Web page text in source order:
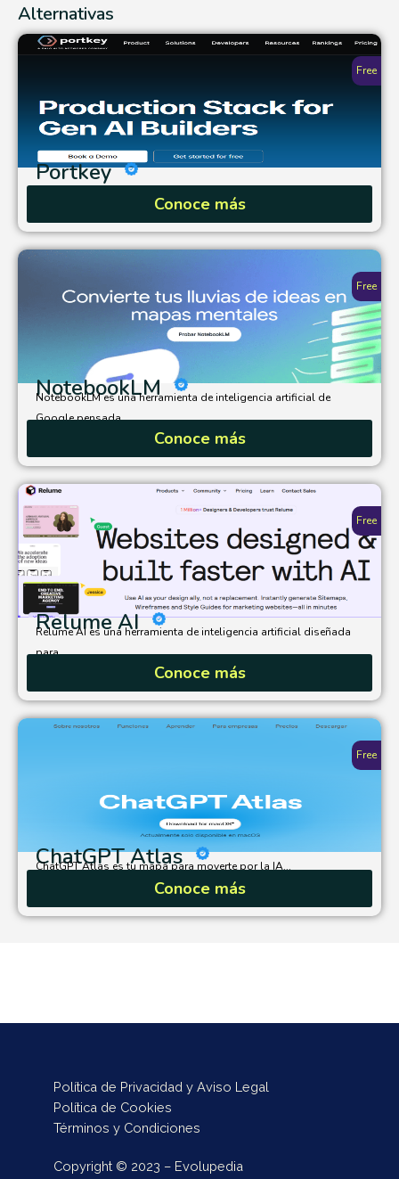
Alternativas
Portkey
Conoce más
Free
NotebookLM
NotebookLM es una herramienta de inteligencia artificial de
Google pensada...
Conoce más
Free
Relume AI
Relume AI es una herramienta de inteligencia artificial diseñada
para...
Conoce más
Free
ChatGPT Atlas
ChatGPT Atlas es tu mapa para moverte por la IA...
Conoce más
Free
Política de Privacidad y Aviso Legal
Política de Cookies
Términos y Condiciones
Copyright © 2023 – Evolupedia